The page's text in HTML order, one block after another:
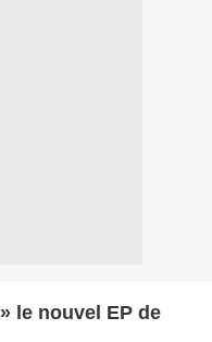
le nouvel EP de